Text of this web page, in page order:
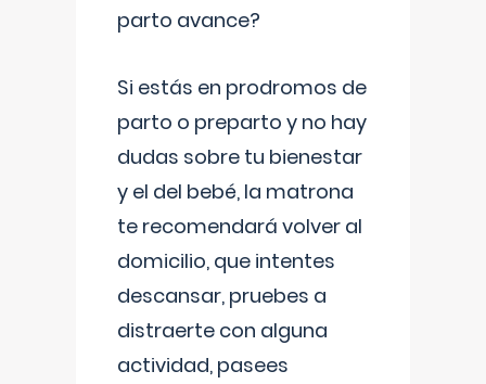
parto avance?
Si estás en prodromos de
parto o preparto y no hay
dudas sobre tu bienestar
y el del bebé, la matrona
te recomendará volver al
domicilio, que intentes
descansar, pruebes a
distraerte con alguna
actividad, pasees